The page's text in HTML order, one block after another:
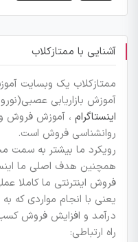
آشنایی با ممتازکلاب
ممتازکلاب یک وبسایت
آموزش بازاریابی
اینستاگرام ، آموزش فروش
روانشناسی فروش است.
رویکرد ما بیشتر به سمت
همچنین هدف اصلی ما
فروش اینترنتی ما کاملا
یعنی با انجام مواردی که
درآمد و افزایش فروش کسب
راه ارتباطی: